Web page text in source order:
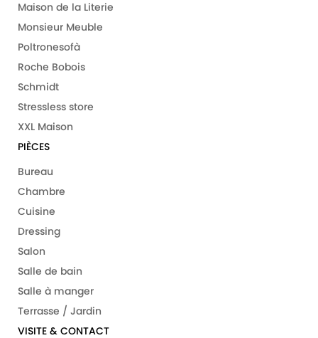
Maison de la Literie
Monsieur Meuble
Poltronesofà
Roche Bobois
Schmidt
Stressless store
XXL Maison
PIÈCES
Bureau
Chambre
Cuisine
Dressing
Salon
Salle de bain
Salle à manger
Terrasse / Jardin
VISITE & CONTACT